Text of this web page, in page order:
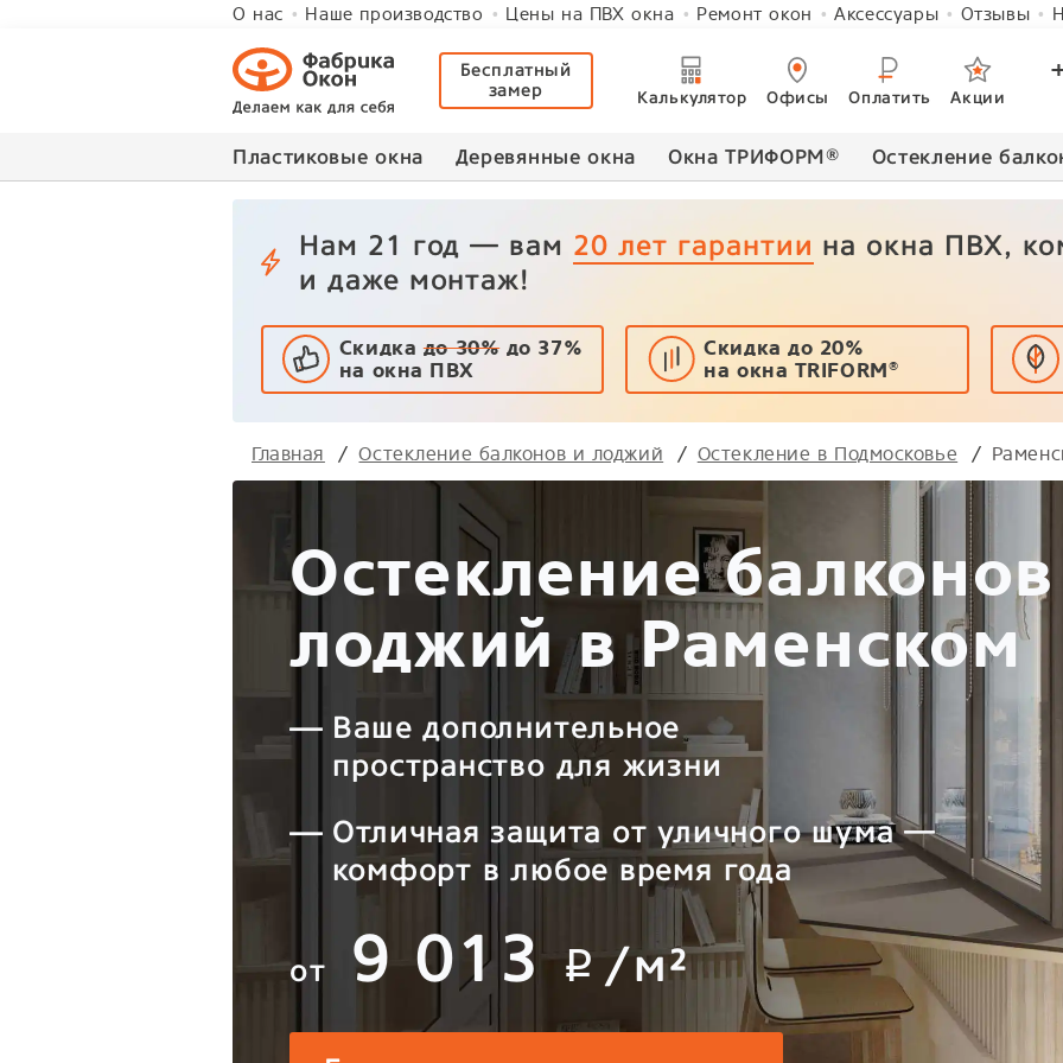
О нас Наше производство Цены на ПВХ окна Ремонт окон Аксессуары Отзывы
Бесплатный
замер
Калькулятор Офисы Оплатить Акции
Пластиковые окна Деревянные окна Окна ТРИФОРМ® Остекление
Нам 21 год — вам 20 лет гарантии на окна ПВХ,
и даже монтаж!
Скидкадо 30%до 37%
на окна ПВХ
Скидка до 20%
на окна TRIFORM®
Главная Остекление балконов и лоджий Остекление в Подмосковье
Остекление
лоджий в Раменском
Ваше дополнительное
пространство для жизни
Отличная защита от уличного шума —
комфорт в любое время года
от 9 013 p/м²